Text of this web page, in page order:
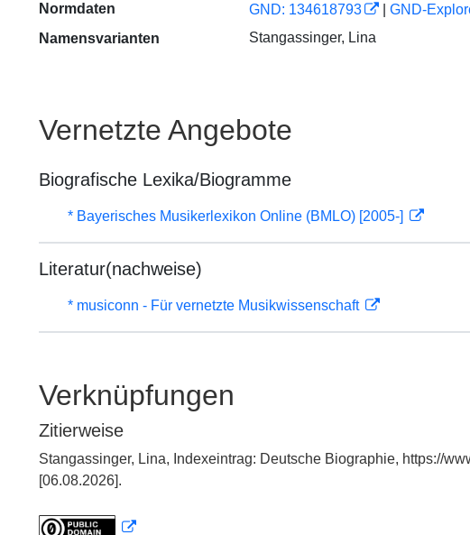
Normdaten
GND: 134618793 GND-
Namensvarianten
Stangassinger, Lina
Vernetzte Angebote
Biografische Lexika/Biogramme
* Bayerisches Musikerlexikon Online (BMLO) [2005-]
Literatur(nachweise)
* musiconn - Für vernetzte Musikwissenschaft
Verknüpfungen
Zitierweise
Stangassinger, Lina, Indexeintrag: Deutsche Biographie, https://
[06.08.2026].